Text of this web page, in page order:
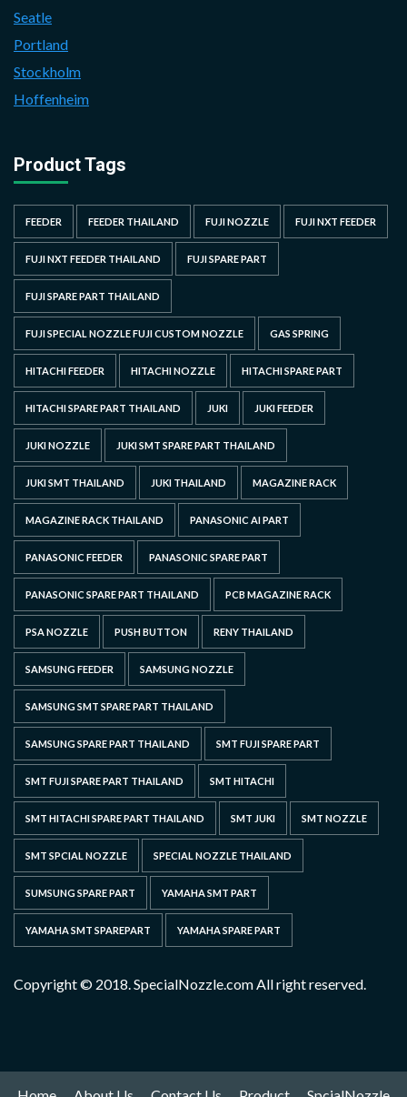
Seatle
Portland
Stockholm
Hoffenheim
Product Tags
FEEDER FEEDER THAILAND FUJI NOZZLE FUJI NXT FEEDER
FUJI NXT FEEDER THAILAND FUJI SPARE PART
FUJI SPARE PART THAILAND
FUJI SPECIAL NOZZLE FUJI CUSTOM NOZZLE GAS SPRING
HITACHI FEEDER HITACHI NOZZLE HITACHI SPARE PART
HITACHI SPARE PART THAILAND JUKI JUKI FEEDER
JUKI NOZZLE JUKI SMT SPARE PART THAILAND
JUKI SMT THAILAND JUKI THAILAND MAGAZINE RACK
MAGAZINE RACK THAILAND PANASONIC AI PART
PANASONIC FEEDER PANASONIC SPARE PART
PANASONIC SPARE PART THAILAND PCB MAGAZINE RACK
PSA NOZZLE PUSH BUTTON RENY THAILAND
SAMSUNG FEEDER SAMSUNG NOZZLE
SAMSUNG SMT SPARE PART THAILAND
SAMSUNG SPARE PART THAILAND SMT FUJI SPARE PART
SMT FUJI SPARE PART THAILAND SMT HITACHI
SMT HITACHI SPARE PART THAILAND SMT JUKI SMT NOZZLE
SMT SPCIAL NOZZLE SPECIAL NOZZLE THAILAND
SUMSUNG SPARE PART YAMAHA SMT PART
YAMAHA SMT SPAREPART YAMAHA SPARE PART
Copyright © 2018. SpecialNozzle.com All right reserved.